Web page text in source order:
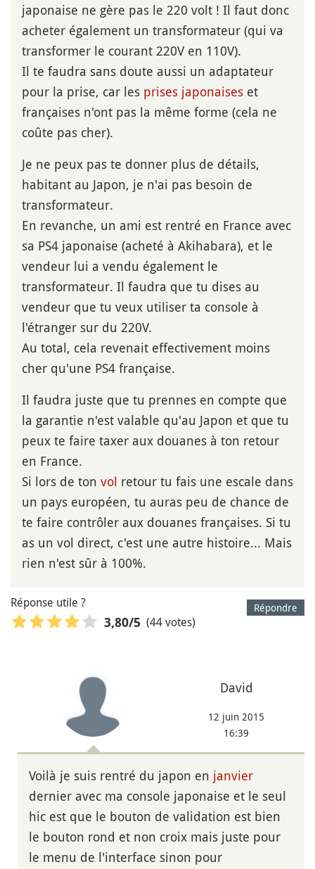
japonaise ne gère pas le 220 volt ! Il faut donc
acheter également un transformateur (qui va
transformer le courant 220V en 110V).
Il te faudra sans doute aussi un adaptateur
pour la prise, car les prises japonaises et
françaises n'ont pas la même forme (cela ne
coûte pas cher).
Je ne peux pas te donner plus de détails,
habitant au Japon, je n'ai pas besoin de
transformateur.
En revanche, un ami est rentré en France avec
sa PS4 japonaise (acheté à Akihabara), et le
vendeur lui a vendu également le
transformateur. Il faudra que tu dises au
vendeur que tu veux utiliser ta console à
l'étranger sur du 220V.
Au total, cela revenait effectivement moins
cher qu'une PS4 française.
Il faudra juste que tu prennes en compte que
la garantie n'est valable qu'au Japon et que tu
peux te faire taxer aux douanes à ton retour
en France.
Si lors de ton vol retour tu fais une escale dans
un pays européen, tu auras peu de chance de
te faire contrôler aux douanes françaises. Si tu
as un vol direct, c'est une autre histoire... Mais
rien n'est sûr à 100%.
Répondre
Réponse utile ?
3,80/5 (44 votes)
David
12 juin 2015
16:39
Voilà je suis rentré du japon en janvier
dernier avec ma console japonaise et le seul
hic est que le bouton de validation est bien
le bouton rond et non croix mais juste pour
le menu de l'interface sinon pour